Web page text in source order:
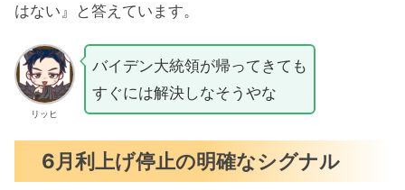
はない』と答えています。
リッヒ
バイデン大統領が帰ってきても
すぐには解決しなそうやな
6月利上げ停止の明確なシグナル